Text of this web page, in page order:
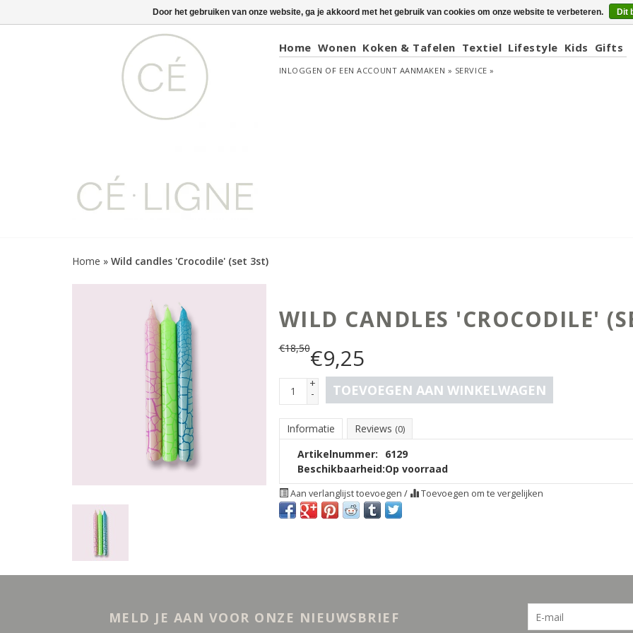
Home Wonen Koken & Tafelen Textiel Lifestyle Kids Gifts
INLOGGEN OF EEN ACCOUNT AANMAKEN » SERVICE »
Home » Wild candles 'Crocodile' (set 3st)
WILD CANDLES 'CROCODILE'
€18,50€9,25
+
- TOEVOEGEN AAN WINKELWAGEN
Informatie Reviews (0)
Artikelnummer:
6129
Beschikbaarheid:Op voorraad
Aan verlanglijst toevoegen / Toevoegen om te vergelijken
MELD JE AAN VOOR ONZE NIEUWSBRIEF
Door het gebruiken van onze website, ga je akkoord met het gebruik van cookies om onze website te verbeteren. Dit